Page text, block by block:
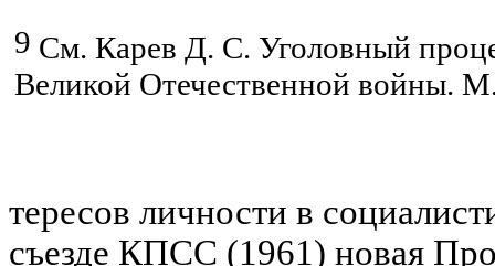
9 См.Карев Д. С. Уголовный
Великой Отечественной войны.
тересов личности в
съезде КПСС (1961) новая